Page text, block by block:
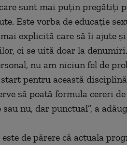
sunt mai puţin pregătiţi
Este vorba de educaţie
explicită care să îi ajute
ci se uită doar la
nu am niciun fel de
pentru această
să poată formula cereri
nu, dar punctual”, a
de părere că actuala